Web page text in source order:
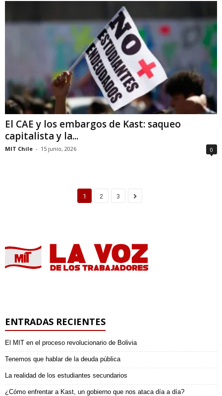
El CAE y los embargos de Kast: saqueo
capitalista y la...
MIT Chile - 15 junio, 2026 0
1 2 3
ENTRADAS RECIENTES
El MIT en el proceso revolucionario de Bolivia
Tenemos que hablar de la deuda pública
La realidad de los estudiantes secundarios
¿Cómo enfrentar a Kast, un gobierno que nos ataca día a día?